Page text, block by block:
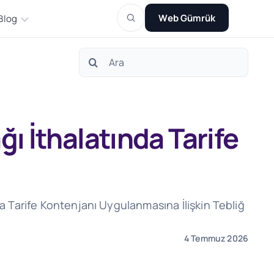
Web Gümrük
Search
İthalatında Tarife
Tarife Kontenjanı Uygulanmasına İlişkin Tebliğ
4 Temmuz 2026